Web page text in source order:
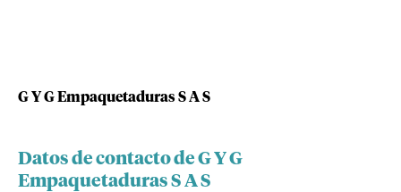
G Y G Empaquetaduras S A S
Datos de contacto de G Y G
Empaquetaduras S A S